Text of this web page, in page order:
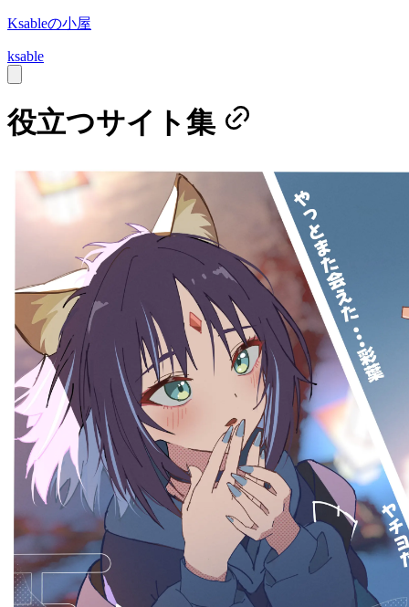
Ksableの小屋
ksable
役立つサイト集